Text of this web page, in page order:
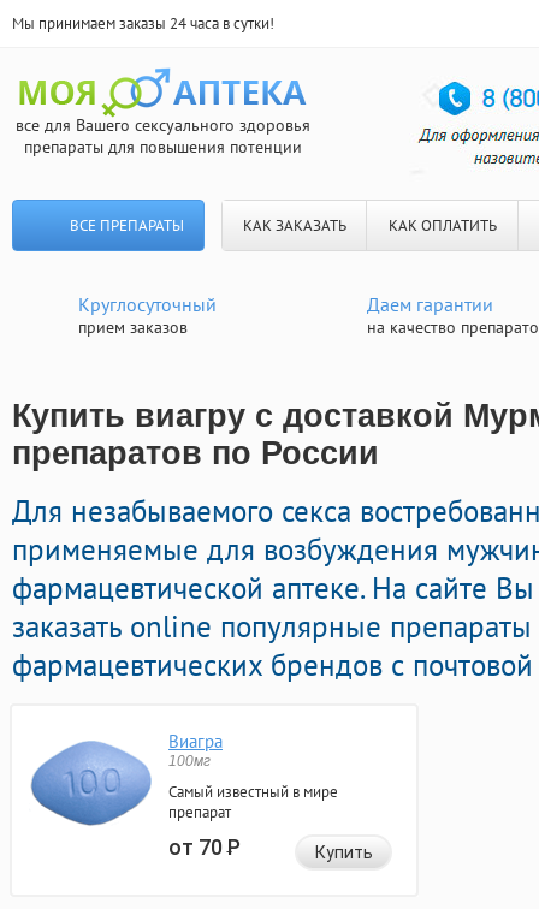
Мы принимаем заказы 24 часа в сутки!
все для Вашего сексуального здоровья
препараты для повышения потенции
ВСЕ ПРЕПАРАТЫ КАК ЗАКАЗАТЬ КАК ОПЛАТИТЬ
Круглосуточный
прием заказов
Даем гарантии
на качество
Купить виагру с доставкой
препаратов по России
Для незабываемого секса
применяемые для возбуждения
фармацевтической аптеке. На сайте
заказать online популярные
фармацевтических брендов с
Виагра
100мг
Самый известный в мире
препарат
от 70Р Купить